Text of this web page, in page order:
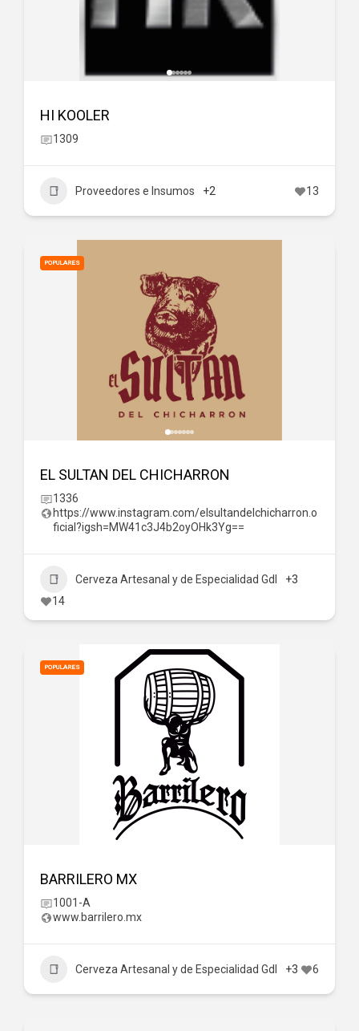
HI KOOLER
1309
Proveedores e Insumos +2 13
POPULARES
EL SULTAN DEL CHICHARRON
1336
https://www.instagram.com/elsultandelchicharron.o
ficial?igsh=MW41c3J4b2oyOHk3Yg==
Cerveza Artesanal y de Especialidad Gdl
+3
14
POPULARES
BARRILERO MX
1001-A
www.barrilero.mx
Cerveza Artesanal y de Especialidad Gdl +3 6